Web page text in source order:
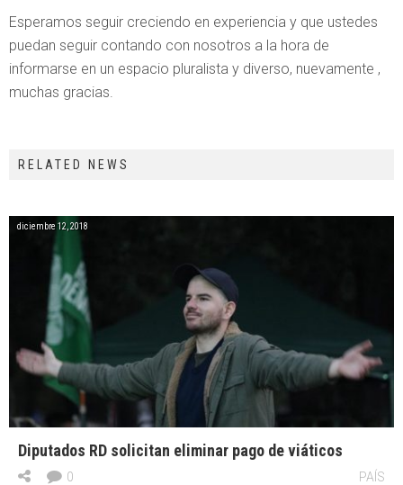
Esperamos seguir creciendo en experiencia y que ustedes
puedan seguir contando con nosotros a la hora de
informarse en un espacio pluralista y diverso, nuevamente ,
muchas gracias.
RELATED NEWS
diciembre 12, 2018
Diputados RD solicitan eliminar pago de viáticos
PAÍS
0